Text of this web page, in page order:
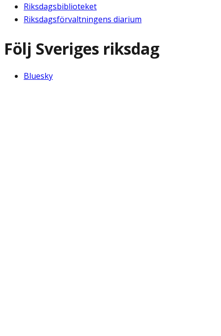
Riksdagsbiblioteket
Riksdagsförvaltningens diarium
Följ Sveriges riksdag
Bluesky